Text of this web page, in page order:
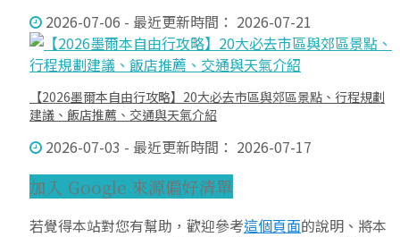
2026-07-06 - 最近更新時間： 2026-07-21
【2026墨爾本自由行攻略】20大必去市區與郊區景點、行程規劃
建議、飯店推薦、交通與天氣介紹
2026-07-03 - 最近更新時間： 2026-07-17
加入 Google 來源偏好清單
若覺得本站對您有幫助，歡迎參考這個頁面的說明、將本